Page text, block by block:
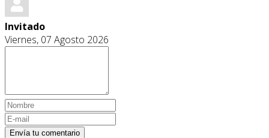
Invitado
Viernes, 07 Agosto 2026
Envía tu comentario